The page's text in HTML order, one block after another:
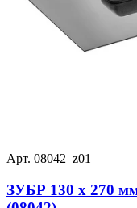
Арт. 08042_z01
ЗУБР 130 х 270